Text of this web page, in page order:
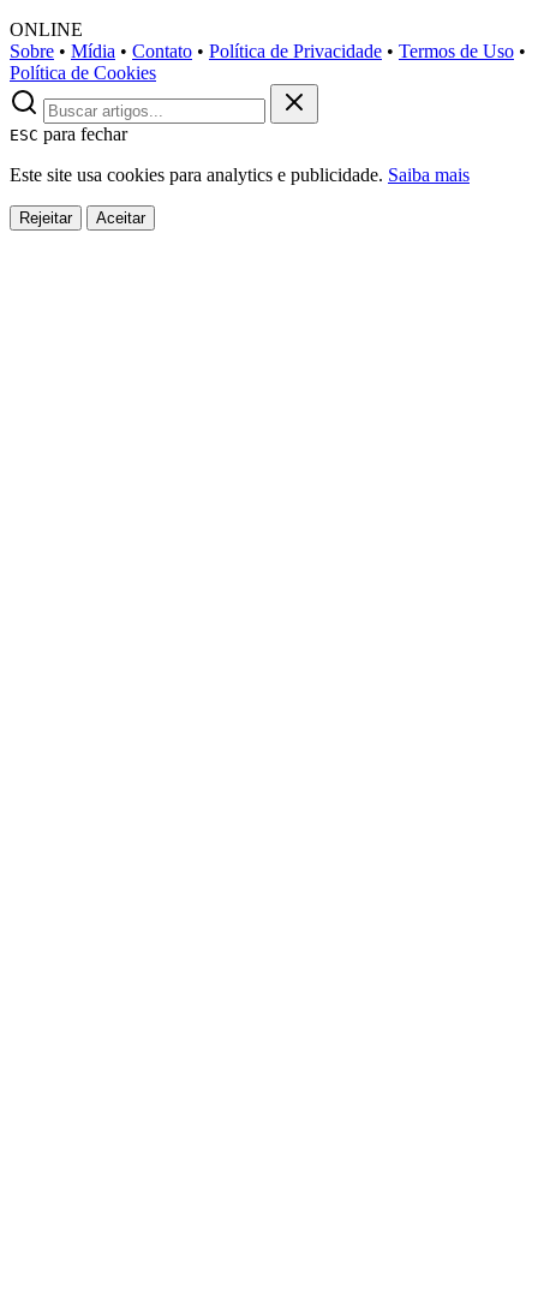
ONLINE
Sobre • Mídia • Contato • Política de Privacidade • Termos de Uso •
Política de Cookies
ESC para fechar
Este site usa cookies para analytics e publicidade. Saiba mais
Rejeitar Aceitar